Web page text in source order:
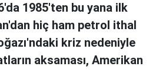
1985'ten bu yana ilk
hiç ham petrol ithal
kriz nedeniyle
aksaması, Amerikan